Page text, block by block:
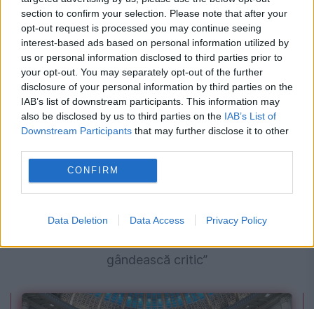
section to confirm your selection. Please note that after your
opt-out request is processed you may continue seeing
interest-based ads based on personal information utilized by
us or personal information disclosed to third parties prior to
your opt-out. You may separately opt-out of the further
disclosure of your personal information by third parties on the
IAB’s list of downstream participants. This information may
also be disclosed by us to third parties on the IAB’s List of
Downstream Participants that may further disclose it to other
CONFIRM
Data Deletion Data Access Privacy Policy
fost identificate
POLITICA
gândească critic”